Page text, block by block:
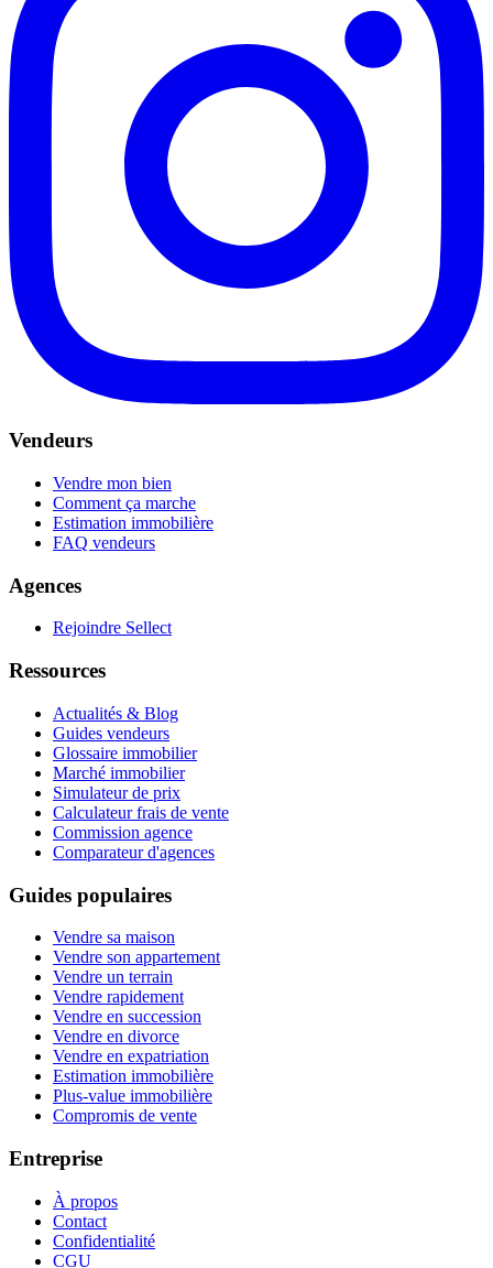
Vendeurs
Vendre mon bien
Comment ça marche
Estimation immobilière
FAQ vendeurs
Agences
Rejoindre Sellect
Ressources
Actualités & Blog
Guides vendeurs
Glossaire immobilier
Marché immobilier
Simulateur de prix
Calculateur frais de vente
Commission agence
Comparateur d'agences
Guides populaires
Vendre sa maison
Vendre son appartement
Vendre un terrain
Vendre rapidement
Vendre en succession
Vendre en divorce
Vendre en expatriation
Estimation immobilière
Plus-value immobilière
Compromis de vente
Entreprise
À propos
Contact
Confidentialité
CGU